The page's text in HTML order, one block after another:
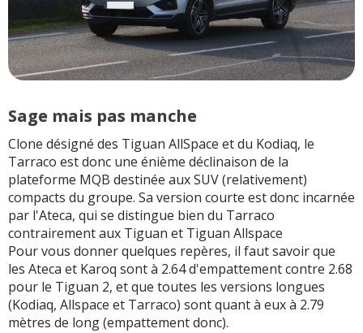
Sage mais pas manche
Clone désigné des Tiguan AllSpace et du Kodiaq, le
Tarraco est donc une énième déclinaison de la
plateforme MQB destinée aux SUV (relativement)
compacts du groupe. Sa version courte est donc incarnée
par l'Ateca, qui se distingue bien du Tarraco
contrairement aux Tiguan et Tiguan Allspace
Pour vous donner quelques repères, il faut savoir que
les Ateca et Karoq sont à 2.64 d'empattement contre 2.68
pour le Tiguan 2, et que toutes les versions longues
(Kodiaq, Allspace et Tarraco) sont quant à eux à 2.79
mètres de long (empattement donc).